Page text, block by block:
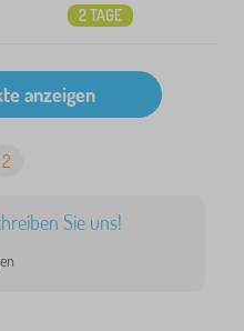
2 TAGE
2
Sie uns!